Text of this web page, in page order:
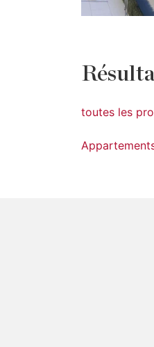
toutes les